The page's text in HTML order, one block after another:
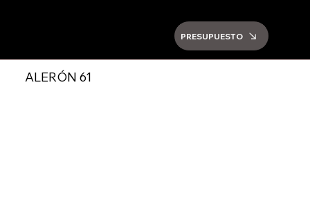
PRESUPUESTO
ALERÓN 61